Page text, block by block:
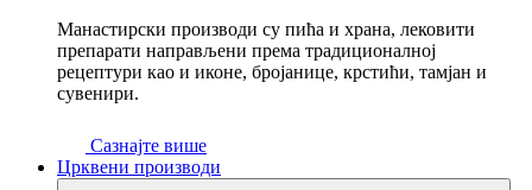
Манастирски производи су пића и храна, лековити
препарати направљени према традиционалној
рецептури као и иконе, бројанице, крстићи, тамјан и
сувенири.
Сазнајте више
Црквени производи